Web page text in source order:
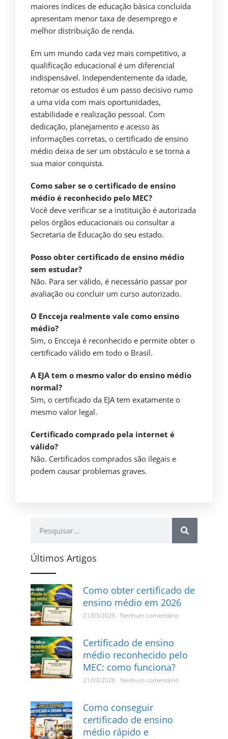
maiores índices de educação básica concluída
apresentam menor taxa de desemprego e
melhor distribuição de renda.
Em um mundo cada vez mais competitivo, a
qualificação educacional é um diferencial
indispensável. Independentemente da idade,
retomar os estudos é um passo decisivo rumo
a uma vida com mais oportunidades,
estabilidade e realização pessoal. Com
dedicação, planejamento e acesso às
informações corretas, o certificado de ensino
médio deixa de ser um obstáculo e se torna a
sua maior conquista.
Como saber se o certificado de ensino
médio é reconhecido pelo MEC?
Você deve verificar se a instituição é autorizada
pelos órgãos educacionais ou consultar a
Secretaria de Educação do seu estado.
Posso obter certificado de ensino médio
sem estudar?
Não. Para ser válido, é necessário passar por
avaliação ou concluir um curso autorizado.
O Encceja realmente vale como ensino
médio?
Sim, o Encceja é reconhecido e permite obter o
certificado válido em todo o Brasil.
A EJA tem o mesmo valor do ensino médio
normal?
Sim, o certificado da EJA tem exatamente o
mesmo valor legal.
Certificado comprado pela internet é
válido?
Não. Certificados comprados são ilegais e
podem causar problemas graves.
Últimos Artigos
Como obter certificado de
ensino médio em 2026
21/03/2026 Nenhum comentário
Certificado de ensino
médio reconhecido pelo
MEC: como funciona?
21/03/2026 Nenhum comentário
Como conseguir
certificado de ensino
médio rápido e